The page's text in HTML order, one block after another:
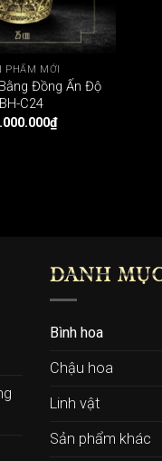
PHẨM MỚI
Đồng Ấn Độ
BH-C24
₫
DANH
Bình hoa
Chậu hoa
Linh vật
Sản phẩm khác